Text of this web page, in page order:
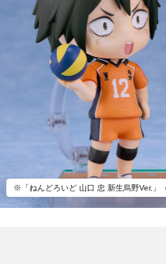
※「ねんどろいど 山口 忠 新生烏野Ver.」